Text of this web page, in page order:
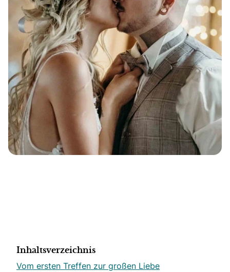
Inhaltsverzeichnis
Vom ersten Treffen zur großen Liebe